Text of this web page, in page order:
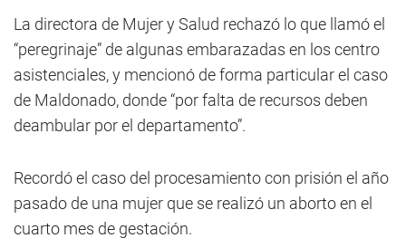
La directora de Mujer y Salud rechazó lo que llamó el
“peregrinaje” de algunas embarazadas en los centro
asistenciales, y mencionó de forma particular el caso
de Maldonado, donde “por falta de recursos deben
deambular por el departamento”.
Recordó el caso del procesamiento con prisión el año
pasado de una mujer que se realizó un aborto en el
cuarto mes de gestación.